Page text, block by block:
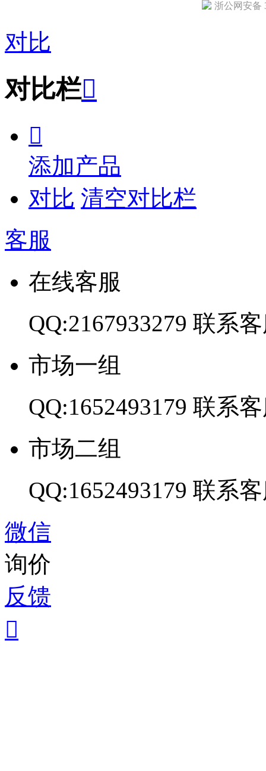
浙公网安备
对比
对比栏

添加产品
对比 清空对比栏
客服
在线客服
QQ:2167933279 联系
市场一组
QQ:1652493179 联系
市场二组
QQ:1652493179 联系
微信
询价
反馈
